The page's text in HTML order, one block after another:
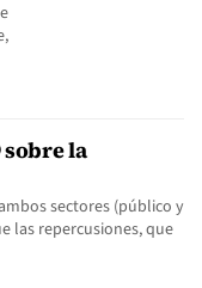
sobre la
sectores (público y
las repercusiones, que